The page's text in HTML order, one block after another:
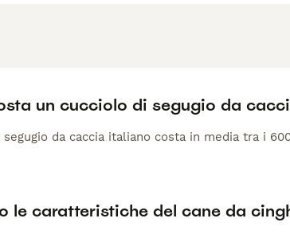
un cucciolo di segugio da
da caccia italiano costa in media tra i
le caratteristiche del cane da